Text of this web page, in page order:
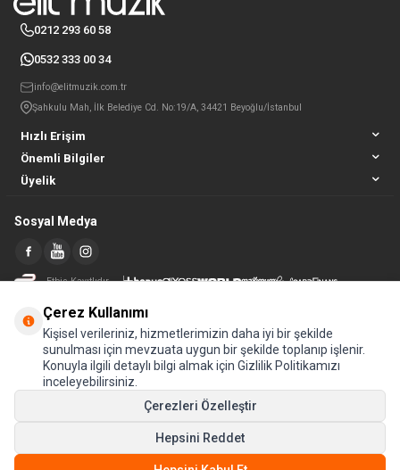
Hızlı Erişim
Önemli Bilgiler
Üyelik
0212 293 60 58
0532 333 00 34
info@elitmuzik.com.tr
Şahkulu Mah, İlk Belediye Cd. No:19/A, 34421 Beyoğlu/İstanbul
Sosyal Medya
Etbis Kayıtlıdır
© Tüm hakları saklıdır.
Çerez Kullanımı
Kişisel verileriniz, hizmetlerimizin daha iyi bir şekilde
sunulması için mevzuata uygun bir şekilde toplanıp işlenir.
Konuyla ilgili detaylı bilgi almak için Gizlilik Politikamızı
inceleyebilirsiniz.
Çerezleri Özelleştir
Hepsini Reddet